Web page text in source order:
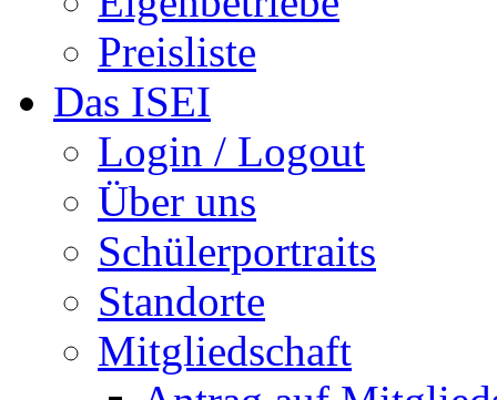
Preisliste
Das ISEI
Login / Logout
Über uns
Schülerportraits
Standorte
Mitgliedschaft